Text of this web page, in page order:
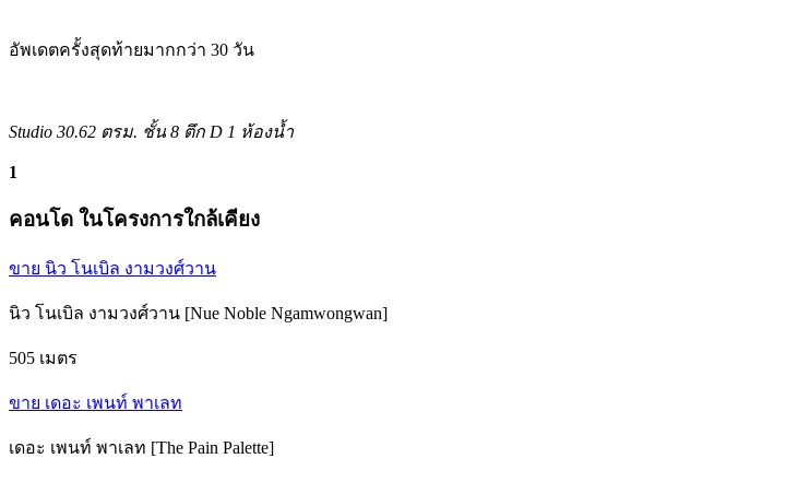
อัพเดตครั้งสุดท้ายมากกว่า 30 วัน
Studio 30.62 ตรม. ชั้น 8 ตึก D 1 ห้องน้ำ
1
คอนโด ในโครงการใกล้เคียง
ขาย นิว โนเบิล งามวงศ์วาน
นิว โนเบิล งามวงศ์วาน [Nue Noble Ngamwongwan]
505 เมตร
ขาย เดอะ เพนท์ พาเลท
เดอะ เพนท์ พาเลท [The Pain Palette]